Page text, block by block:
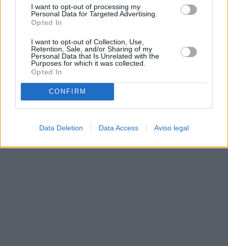
I want to opt-out of processing my
Personal Data for Targeted Advertising.
Opted In
I want to opt-out of Collection, Use,
Retention, Sale, and/or Sharing of my
Personal Data that Is Unrelated with the
Purposes for which it was collected.
Opted In
CONFIRM
Data Deletion Data Access Aviso legal